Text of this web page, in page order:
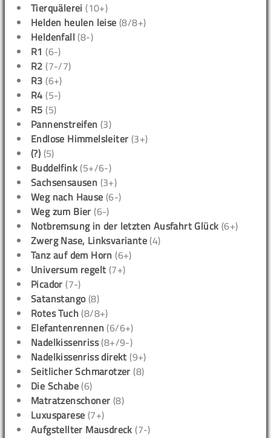
Tierquälerei (10+)
Helden heulen leise (8/8+)
Heldenfall (8-)
R1 (6-)
R2 (7-/7)
R3 (6+)
R4 (5-)
R5 (5)
Pannenstreifen (3)
Endlose Himmelsleiter (3+)
(?) (5)
Buddelfink (5+/6-)
Sachsensausen (3+)
Weg nach Hause (6-)
Weg zum Bier (6-)
Notbremsung in der letzten Ausfahrt Glück (6+)
Zwerg Nase, Linksvariante (4)
Tanz auf dem Horn (6+)
Universum regelt (7+)
Picador (7-)
Satanstango(8)
Rotes Tuch (8/8+)
Elefantenrennen (6/6+)
Nadelkissenriss(8+/9-)
Nadelkissenriss direkt (9+)
Seitlicher Schmarotzer (8)
Die Schabe (6)
Matratzenschoner (8)
Luxusparese (7+)
Aufgstellter Mausdreck (7-)